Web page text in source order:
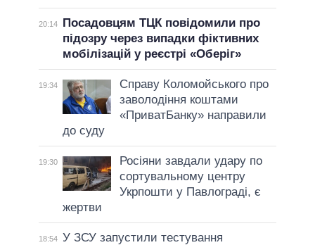
20:14
Посадовцям ТЦК повідомили про
підозру через випадки фіктивних
мобілізацій у реєстрі «Оберіг»
19:34
Справу Коломойського про
заволодіння коштами
«ПриватБанку» направили
до суду
19:30
Росіяни завдали удару по
сортувальному центру
Укрпошти у Павлограді, є
жертви
18:54 У ЗСУ запустили тестування